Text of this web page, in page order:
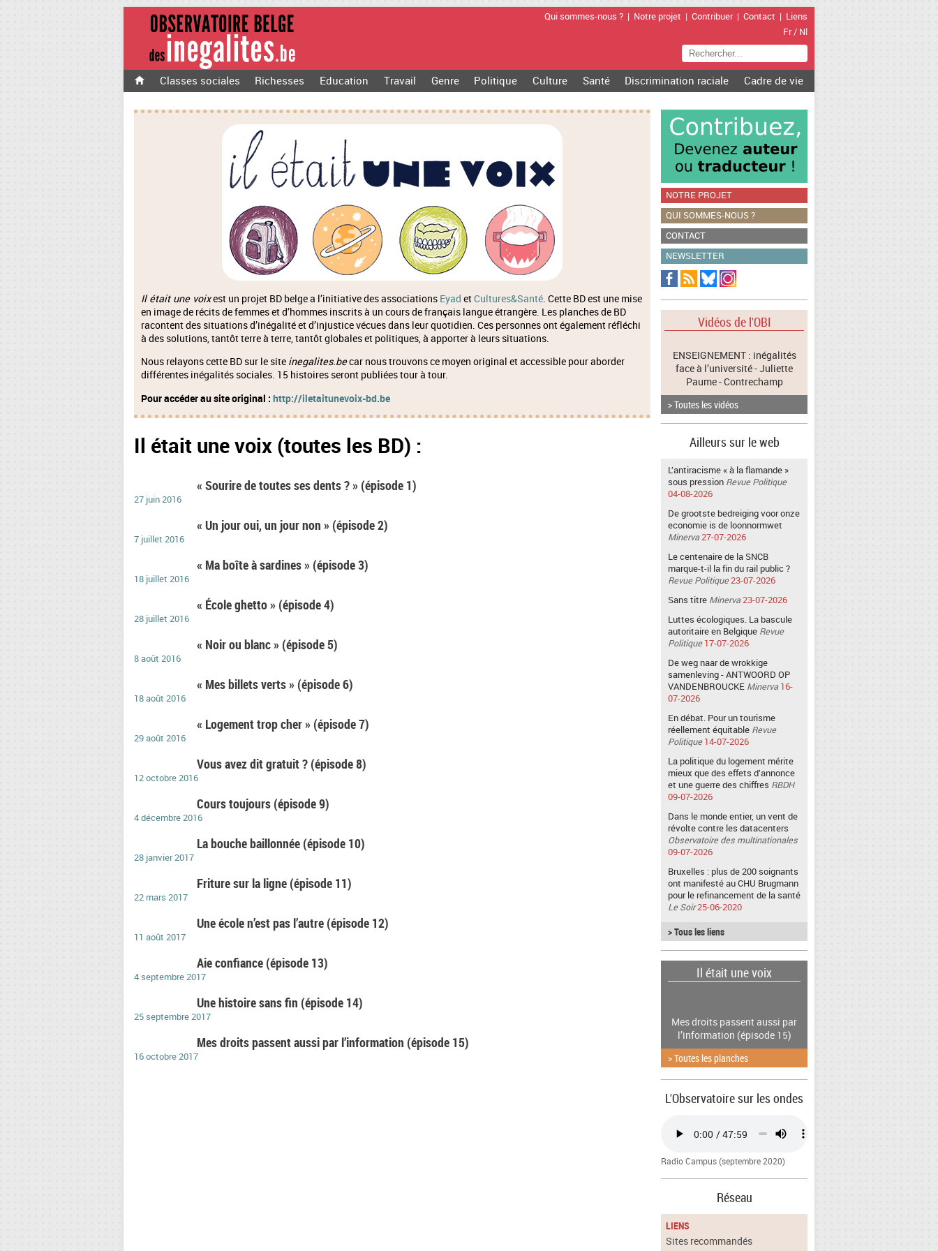
Qui sommes-nous ? | Notre projet | Contribuer | Contact | Liens
Fr/ Nl
Classes sociales Richesses Education Travail Genre Politique Culture Santé Discrimination raciale Cadre de vie
Il était une voixest un projet BD belge a l’initiative des associations Eyad etCultures&Santé. Cette BD est une mise
en image de récits de femmes et d’hommes inscrits à un cours de français langue étrangère. Les planches de BD
racontent des situations d’inégalité et d’injustice vécues dans leur quotidien. Ces personnes ont également réfléchi
à des solutions, tantôt terre à terre, tantôt globales et politiques, à apporter à leurs situations.
Nous relayons cette BD sur le site inegalites.becar nous trouvons ce moyen original et accessible pour aborder
différentes inégalités sociales. 15 histoires seront publiées tour à tour.
Pour accéder au site original : http://iletaitunevoix-bd.be
Il était une voix (toutes les BD) :
« Sourire de toutes ses dents ? » (épisode 1)
27 juin 2016
« Un jour oui, un jour non » (épisode 2)
7 juillet 2016
« Ma boîte à sardines » (épisode 3)
18 juillet 2016
« École ghetto » (épisode 4)
28 juillet 2016
« Noir ou blanc » (épisode 5)
8 août 2016
« Mes billets verts » (épisode 6)
18 août 2016
« Logement trop cher » (épisode 7)
29 août 2016
Vous avez dit gratuit ? (épisode 8)
12 octobre 2016
Cours toujours (épisode 9)
4 décembre 2016
La bouche baillonnée (épisode 10)
28 janvier 2017
Friture sur la ligne (épisode 11)
22 mars 2017
Une école n’est pas l’autre (épisode 12)
11 août 2017
Aie confiance (épisode 13)
4 septembre 2017
Une histoire sans fin (épisode 14)
25 septembre 2017
Mes droits passent aussi par l’information (épisode 15)
16 octobre 2017
NOTRE PROJET
QUI SOMMES-NOUS ?
CONTACT
NEWSLETTER
Vidéos de l'OBI
ENSEIGNEMENT : inégalités
face à l’université - Juliette
Paume - Contrechamp
> Toutes les vidéos
Ailleurs sur le web
L’antiracisme « à la flamande »
sous pression Revue Politique
04-08-2026
De grootste bedreiging voor onze
economie is de loonnormwet
Minerva27-07-2026
Le centenaire de la SNCB
marque-t-il la fin du rail public ?
Revue Politique23-07-2026
Sans titre Minerva23-07-2026
Luttes écologiques. La bascule
autoritaire en Belgique Revue
Politique 17-07-2026
De weg naar de wrokkige
samenleving - ANTWOORD OP
VANDENBROUCKE Minerva 16-
07-2026
En débat. Pour un tourisme
réellement équitable Revue
Politique 14-07-2026
La politique du logement mérite
mieux que des effets d’annonce
et une guerre des chiffres RBDH
09-07-2026
Dans le monde entier, un vent de
révolte contre les datacenters
Observatoire des multinationales
09-07-2026
Bruxelles : plus de 200 soignants
ont manifesté au CHU Brugmann
pour le refinancement de la santé
Le Soir25-06-2020
> Tous les liens
Il était une voix
Mes droits passent aussi par
l’information (épisode 15)
> Toutes les planches
L'Observatoire sur les ondes
Radio Campus (septembre 2020)
Réseau
LIENS
Sites recommandés